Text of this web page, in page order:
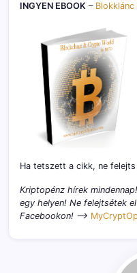
INGYEN EBOOK –
Ha tetszett a cikk, ne
Kriptopénz hírek
egy helyen! Ne felejtsétek
Facebookon! –>